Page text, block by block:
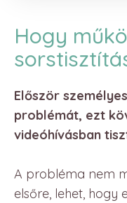
Hogy
Először
problémát, ezt
videóhívásban
A probléma nem
elsőre, lehet, hogy